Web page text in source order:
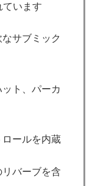
ています
サブミック
ト、パーカ
ールを内蔵
バーブを含